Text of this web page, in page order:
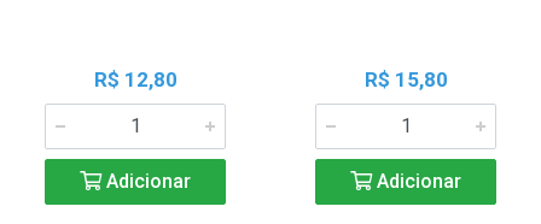
R$ 12,80
Adicionar
R$ 15,80
Adicionar